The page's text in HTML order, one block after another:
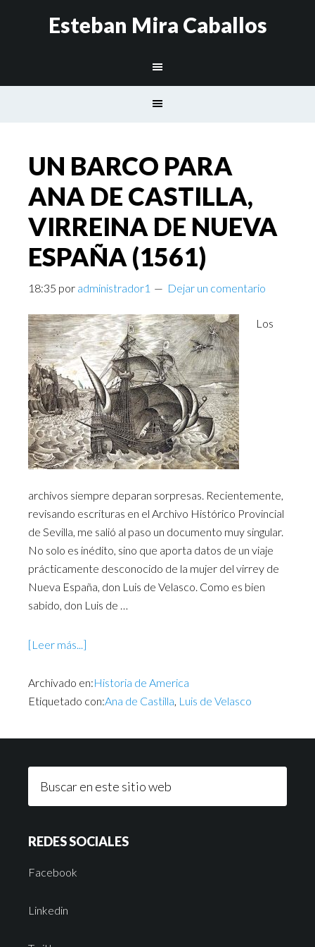
Esteban Mira Caballos
UN BARCO PARA
ANA DE CASTILLA,
VIRREINA DE NUEVA
ESPAÑA (1561)
18:35 por administrador1 Dejar un comentario
Los
archivos siempre deparan sorpresas. Recientemente,
revisando escrituras en el Archivo Histórico Provincial
de Sevilla, me salió al paso un documento muy singular.
No solo es inédito, sino que aporta datos de un viaje
prácticamente desconocido de la mujer del virrey de
Nueva España, don Luis de Velasco. Como es bien
sabido, don Luis de …
[Leer más...]
Archivado en:Historia de America
Etiquetado con:Ana de Castilla, Luis de Velasco
REDES SOCIALES
Facebook
Linkedin